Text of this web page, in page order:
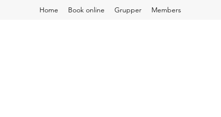
Home Book online Grupper Members